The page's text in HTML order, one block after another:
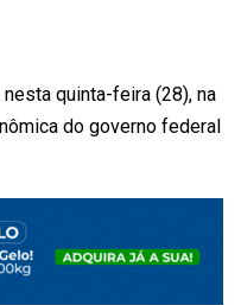
quinta-feira (28), na
do governo federal